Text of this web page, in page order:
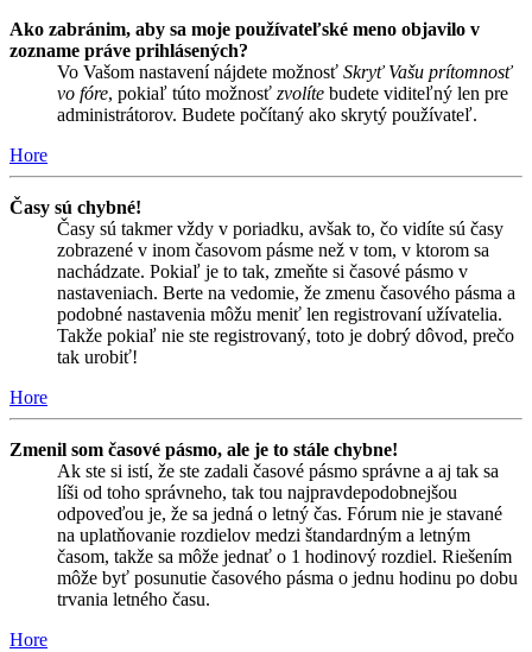
Ako zabránim, aby sa moje používateľské meno objavilo v
zozname práve prihlásených?
Vo Vašom nastavení nájdete možnosť Skryť Vašu prítomnosť
vo fóre, pokiaľ túto možnosť zvolíte budete viditeľný len pre
administrátorov. Budete počítaný ako skrytý používateľ.
Hore
Časy sú chybné!
Časy sú takmer vždy v poriadku, avšak to, čo vidíte sú časy
zobrazené v inom časovom pásme než v tom, v ktorom sa
nachádzate. Pokiaľ je to tak, zmeňte si časové pásmo v
nastaveniach. Berte na vedomie, že zmenu časového pásma a
podobné nastavenia môžu meniť len registrovaní užívatelia.
Takže pokiaľ nie ste registrovaný, toto je dobrý dôvod, prečo
tak urobiť!
Hore
Zmenil som časové pásmo, ale je to stále chybne!
Ak ste si istí, že ste zadali časové pásmo správne a aj tak sa
líši od toho správneho, tak tou najpravdepodobnejšou
odpoveďou je, že sa jedná o letný čas. Fórum nie je stavané
na uplatňovanie rozdielov medzi štandardným a letným
časom, takže sa môže jednať o 1 hodinový rozdiel. Riešením
môže byť posunutie časového pásma o jednu hodinu po dobu
trvania letného času.
Hore